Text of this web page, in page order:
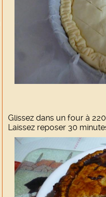
Glissez dans un four à
Laissez reposer 30